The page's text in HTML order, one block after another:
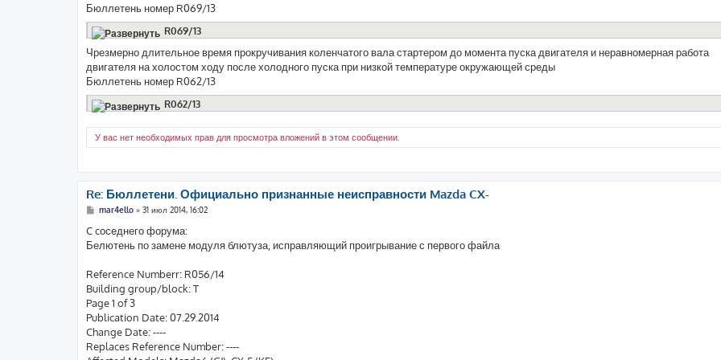
Бюллетень номер R069/13
R069/13
Чрезмерно длительное время прокручивания коленчатого вала стартером до момента пуска двигателя и неравномерная работа
двигателя на холостом ходу после холодного пуска при низкой температуре окружающей среды
Бюллетень номер R062/13
R062/13
У вас нет необходимых прав для просмотра вложений в этом сообщении.
Re: Бюллетени. Официально признанные неисправности Mazda CX-
С
о
б
щ
и
е
mar4ello» 31 июл 2014, 16:02
C cоседнего форума:
Белютень по замене модуля блютуза, исправляющий проигрывание с первого файла
Reference Numberr: R056/14
Building group/block: T
Page 1 of 3
Publication Date: 07.29.2014
Change Date: ----
Replaces Reference Number: ----